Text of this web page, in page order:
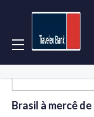
Brasil à mercê